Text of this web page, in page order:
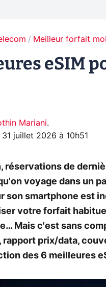
Meilleur forfait
eSIM
Mariani.
31 juillet 2026 à 10h51
réservations de
voyage dans un
son smartphone est
votre forfait
Mais c'est sans
rapport prix/data,
des 6 meilleures